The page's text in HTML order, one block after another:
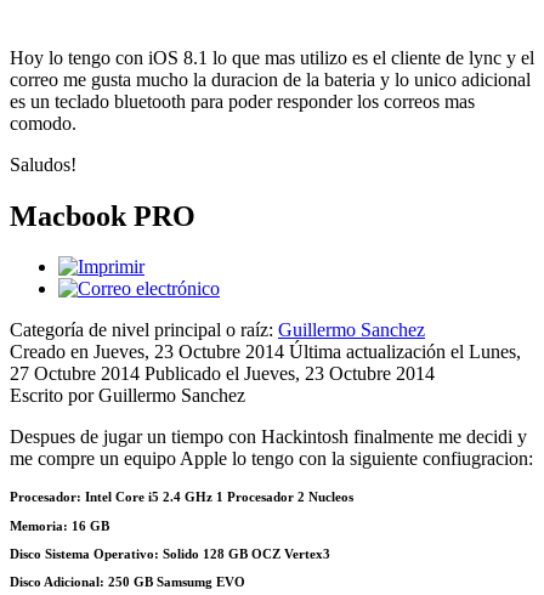
Hoy lo tengo con iOS 8.1 lo que mas utilizo es el cliente de lync y el
correo me gusta mucho la duracion de la bateria y lo unico adicional
es un teclado bluetooth para poder responder los correos mas
comodo.
Saludos!
Macbook PRO
Categoría de nivel principal o raíz: Guillermo Sanchez
Creado en Jueves, 23 Octubre 2014 Última actualización el Lunes,
27 Octubre 2014 Publicado el Jueves, 23 Octubre 2014
Escrito por Guillermo Sanchez
Despues de jugar un tiempo con Hackintosh finalmente me decidi y
me compre un equipo Apple lo tengo con la siguiente confiugracion:
Procesador: Intel Core i5 2.4 GHz 1 Procesador 2 Nucleos
Memoria: 16 GB
Disco Sistema Operativo: Solido 128 GB OCZ Vertex3
Disco Adicional: 250 GB Samsumg EVO